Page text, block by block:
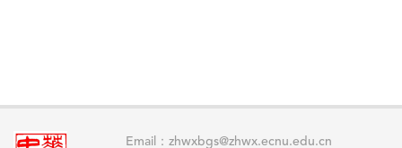
Email：zhwxbgs@zhwx.ecnu.edu.cn